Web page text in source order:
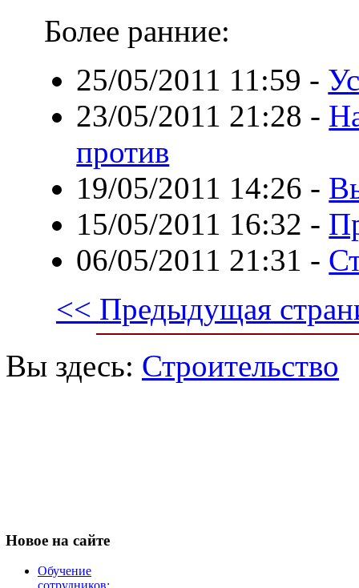
Более ранние:
25/05/2011 11:59 -
23/05/2011 21:28 -
против
19/05/2011 14:26 -
15/05/2011 16:32 -
06/05/2011 21:31 -
<< Предыдущая
Вы здесь: Строительство
Новое на сайте
Обучение